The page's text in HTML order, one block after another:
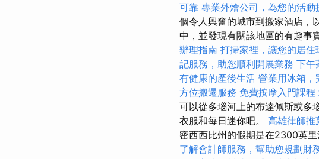
可靠 專業外燴公司，為您的活動
個令人興奮的城市到搬家酒店，
中，並發現有關該地區的有趣事
辦理指南 打掃家裡，讓您的居住
記服務，助您順利開展業務 下午
有健康的產後生活 營業用冰箱，
方位搬遷服務 免費按摩入門課程
可以從多瑙河上的布達佩斯或多
衣服和每日迷你吧。 高雄律師推
密西西比州的假期是在2300英里
了解會計師服務，幫助您規劃財